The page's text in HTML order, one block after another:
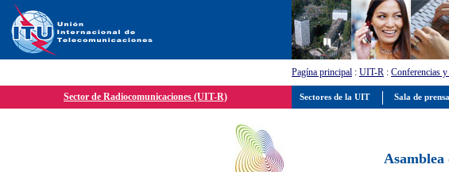
Pagína principal : UIT-R : Conferencias
Sector de Radiocomunicaciones (UIT-R)
Asamblea
Sectores de la UIT Sala de prensa